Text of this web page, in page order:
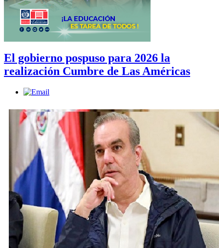
El gobierno pospuso para 2026 la
realización Cumbre de Las Américas